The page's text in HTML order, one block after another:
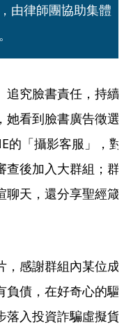
由律師團協助集體
追究臉書責任，持續
她看到臉書廣告徵選
的「攝影客服」，對
查後加入大群組；群
聊天，還分享聖經箴
，感謝群組內某位成
負債，在好奇心的驅
落入投資詐騙虛擬貨